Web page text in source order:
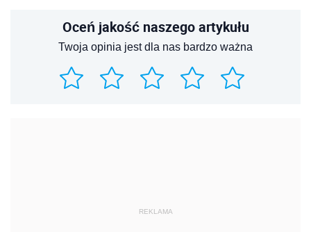
Oceń jakość naszego artykułu
Twoja opinia jest dla nas bardzo ważna
REKLAMA